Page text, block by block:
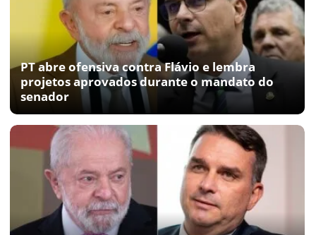
PT abre ofensiva contra Flávio e lembra
projetos aprovados durante o mandato do
senador